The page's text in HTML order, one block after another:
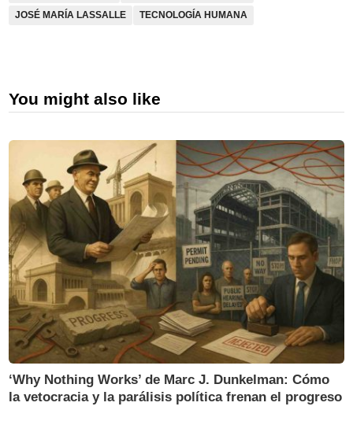
JOSÉ MARÍA LASSALLE
TECNOLOGÍA HUMANA
You might also like
‘Why Nothing Works’ de Marc J. Dunkelman: Cómo
la vetocracia y la parálisis política frenan el progreso